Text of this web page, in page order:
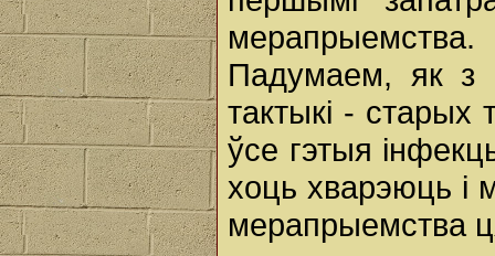
Падумаем, як з
тактыкі -
ўсе гэтыя
хоць хварэюць і
мерапрыемства